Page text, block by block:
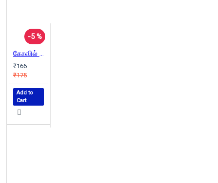
-5 %
கோவில் நிலம் சாதி
₹166
₹175
Add to
Cart